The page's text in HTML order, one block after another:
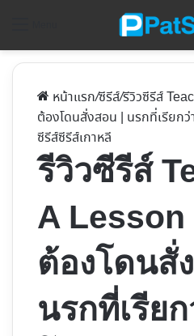
หน้าแรก/ซีรีส์/รีวิวซีรีส์
ต้องโดนสั่งสอน | นรกที่เรียกว่
ซีรีส์ซีรีส์เกาหลี
รีวิวซีรีส์
A Lesson
ต้องโดนสั่ง
นรกที่เรีย